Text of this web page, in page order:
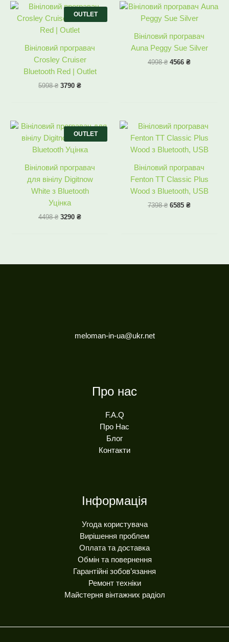
Вініловий програвач
Crosley Cruiser
Bluetooth Red | Outlet
5998₴
Оригінальна
ціна:
5998 ₴.
3790 ₴
Поточна
ціна:
3790 ₴.
OUTLET
Вініловий програвач
Auna Peggy Sue Silver
4998₴
Оригінальна
4998 ₴.
4566 ₴
Поточна
4566 ₴.
Вініловий програвач
для вінілу Digitnow
White з Bluetooth
Уцінка
4498₴
Оригінальна
ціна:
4498 ₴.
3290 ₴
Поточна
ціна:
3290 ₴.
OUTLET
Вініловий програвач
Fenton TT Classic Plus
Wood з Bluetooth, USB
7398₴
Оригінальна
ціна:
7398 ₴.
6585 ₴
Поточна
ціна:
6585 ₴.
meloman-in-ua@ukr.net
Про нас
F.A.Q
Про Нас
Блог
Контакти
Інформація
Угода користувача
Вирішення проблем
Оплата та доставка
Обмін та повернення
Гарантійні зобов’язання
Ремонт техніки
Майстерня вінтажних радіол